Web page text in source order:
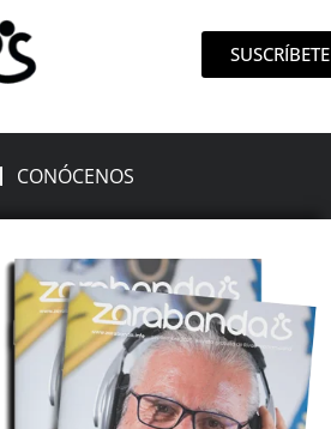
SUSCRÍBETE
CONÓCENOS